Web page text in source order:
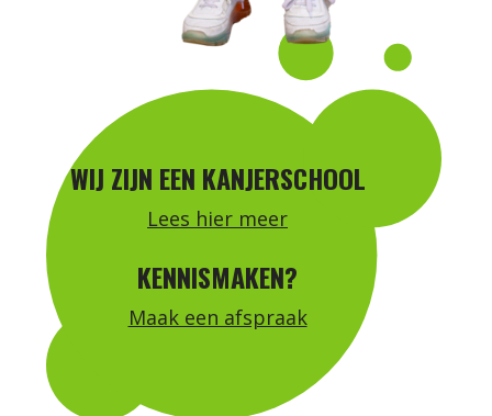
WIJ ZIJN EEN KANJERSCHOOL
Lees hier meer
KENNISMAKEN?
Maak een afspraak